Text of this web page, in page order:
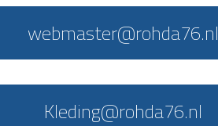
webmaster@rohda76.nl
Kleding@rohda76.nl